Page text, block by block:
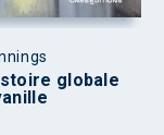
globale